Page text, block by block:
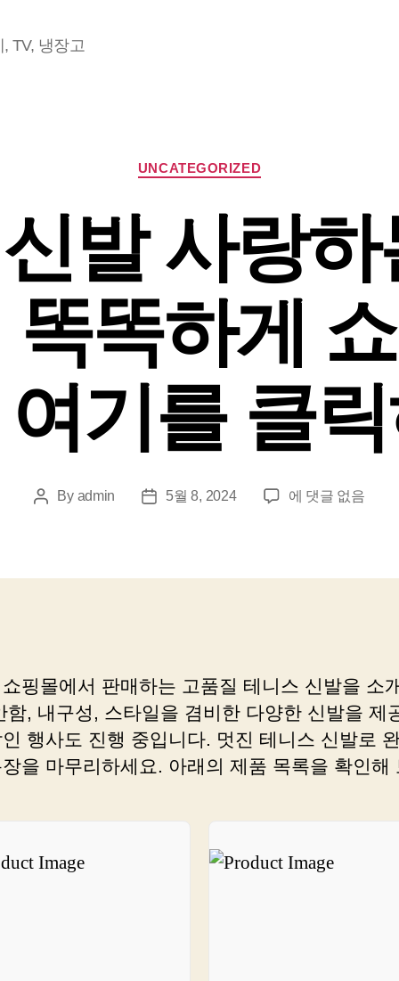
TV, 냉장고
Categories
UNCATEGORIZED
발 사랑하
똑하게
기를 클
PostBy admin
Post5월 8, 2024
테
발
당
신,
한
번
에
게
에 댓글 없음
핑몰에서 판매하는 고품질 테니스 신발을 소
함, 내구성, 스타일을 겸비한 다양한 신발을 제
행사도 진행 중입니다. 멋진 테니스 신발로
을 마무리하세요. 아래의 제품 목록을 확인해